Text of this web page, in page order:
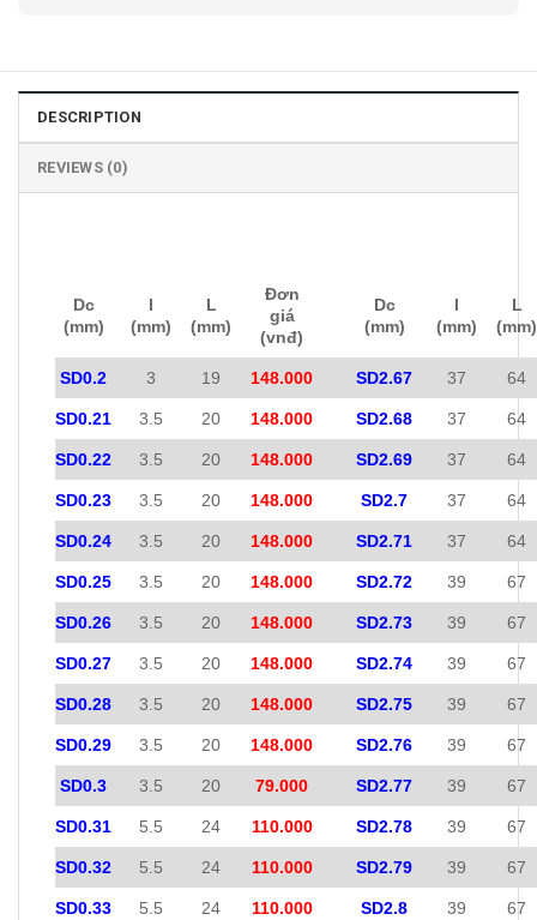
DESCRIPTION
REVIEWS (0)
Dc
(mm)
l
(mm)
L
(mm)
Đơn
giá
(vnđ)
Dc
(mm)
l
(mm)
L
(mm)
SD0.2 3 19 148.000 SD2.67 37 64
SD0.21 3.5 20 148.000 SD2.68 37 64
SD0.22 3.5 20 148.000 SD2.69 37 64
SD0.23 3.5 20 148.000 SD2.7 37 64
SD0.24 3.5 20 148.000 SD2.71 37 64
SD0.25 3.5 20 148.000 SD2.72 39 67
SD0.26 3.5 20 148.000 SD2.73 39 67
SD0.27 3.5 20 148.000 SD2.74 39 67
SD0.28 3.5 20 148.000 SD2.75 39 67
SD0.29 3.5 20 148.000 SD2.76 39 67
SD0.3 3.5 20 79.000 SD2.77 39 67
SD0.31 5.5 24 110.000 SD2.78 39 67
SD0.32 5.5 24 110.000 SD2.79 39 67
SD0.33 5.5 24 110.000 SD2.8 39 67